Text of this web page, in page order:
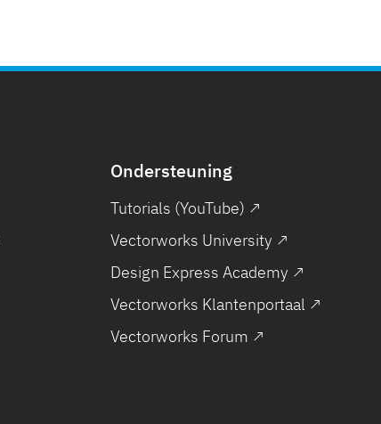
Ondersteuning
Tutorials (YouTube) ↗
Vectorworks University ↗
Design Express Academy ↗
Vectorworks Klantenportaal ↗
Vectorworks Forum ↗